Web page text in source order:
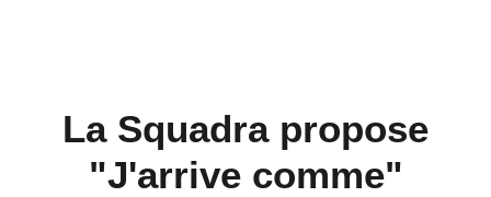
La Squadra propose
"J'arrive comme"